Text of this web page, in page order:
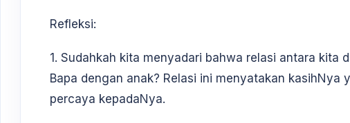
Refleksi:
1. Sudahkah kita menyadari bahwa relasi antara kita
Bapa dengan anak? Relasi ini menyatakan kasihNya
percaya kepadaNya.